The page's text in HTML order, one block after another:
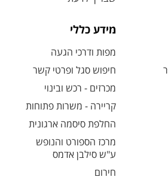
מידע כללי
מפות ודרכי הגעה
חיפוש סגל ופרטי קשר
מכרזים - רכש ובינוי
קריירה - משרות פתוחות
החלפת סיסמה ארגונית
מרכז הספורט והנופש
ע"ש סילבן אדמס
חירום